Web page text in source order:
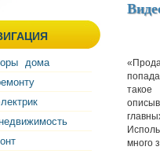
дома
недвижимость
такое
много